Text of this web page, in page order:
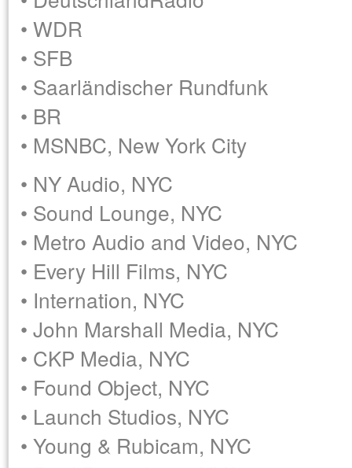
• WDR
• SFB
• Saarländischer Rundfunk
• BR
• MSNBC, New York City
• NY Audio, NYC
• Sound Lounge, NYC
• Metro Audio and Video, NYC
• Every Hill Films, NYC
• Internation, NYC
• John Marshall Media, NYC
• CKP Media, NYC
• Found Object, NYC
• Launch Studios, NYC
• Young & Rubicam, NYC